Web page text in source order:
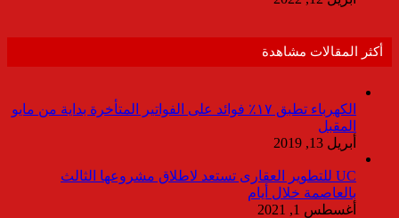
أكثر المقالات مشاهدة
الكهرباء تطبق ١٧٪ فوائد على الفواتير المتأخرة بداية من مايو
المقبل
أبريل 13, 2019
UC للتطوير العقارى تستعد لاطلاق مشروعها الثالث
بالعاصمة خلال أيام
أغسطس 1, 2021